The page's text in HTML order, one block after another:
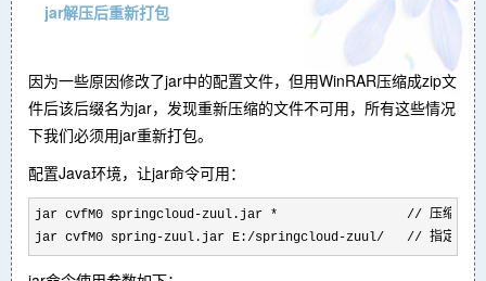
jar解压后重新打包
因为一些原因修改了jar中的配置文件，但用WinRAR压缩成zip文
件后该后缀名为jar，发现重新压缩的文件不可用，所有这些情况
下我们必须用jar重新打包。
配置Java环境，让jar命令可用：
jar cvfM0 springcloud-zuul.jar *                 // 压缩当前目
jar cvfM0 spring-zuul.jar E:/springcloud-zuul/   // 指定压缩